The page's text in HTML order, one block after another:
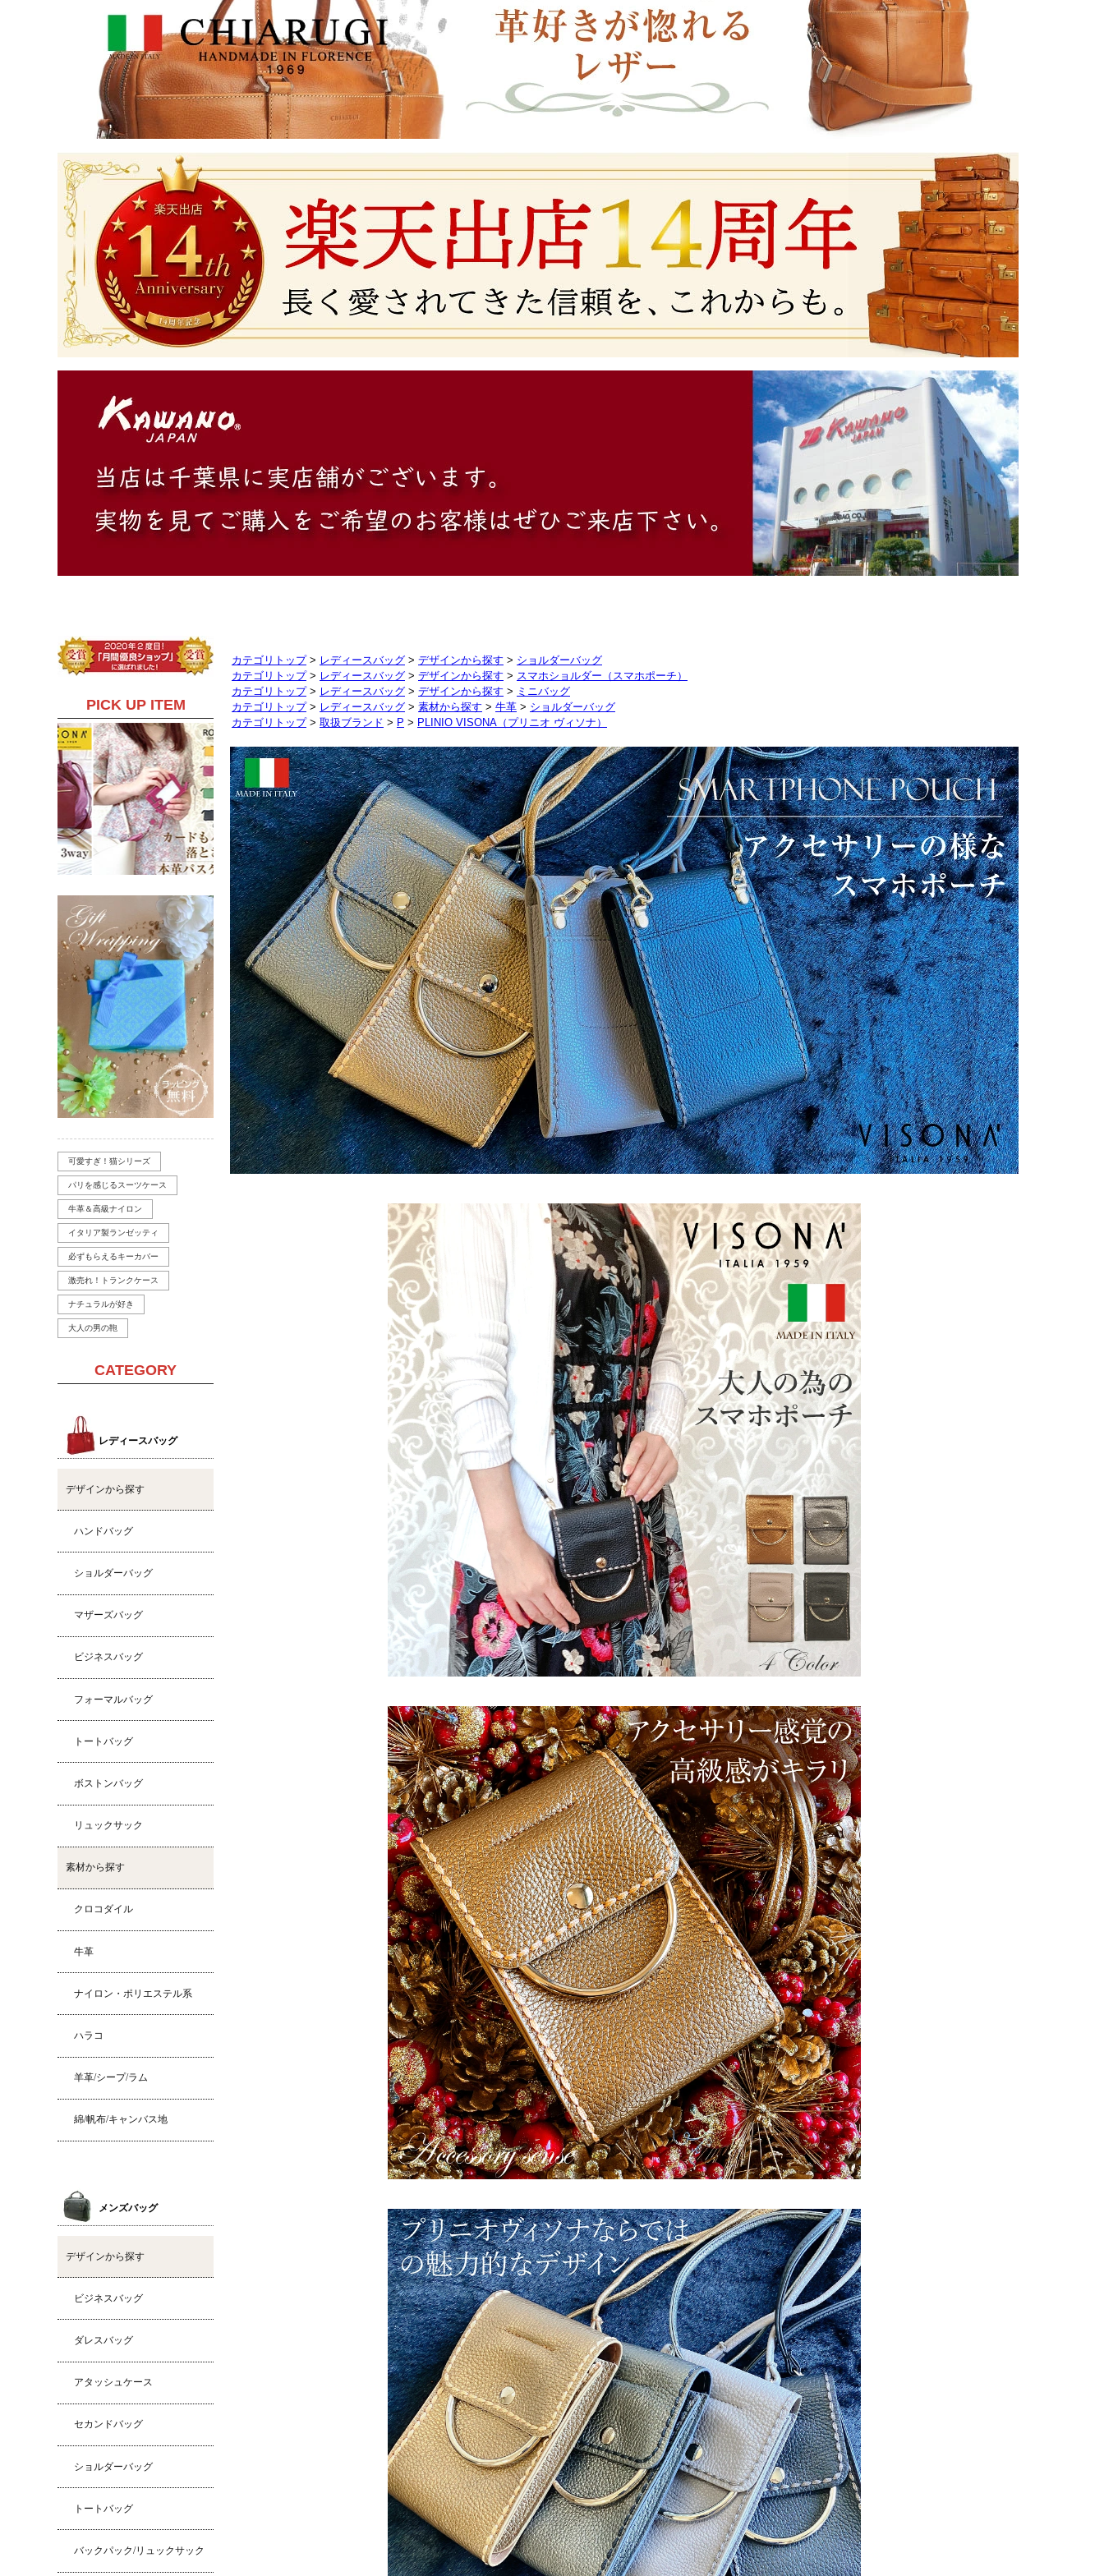
カテゴリトップ> レディースバッグ > デザインから探す > ショルダーバッグ
カテゴリトップ> レディースバッグ > デザインから探す > スマホショルダー（スマホポーチ）
カテゴリトップ> レディースバッグ > デザインから探す > ミニバッグ
カテゴリトップ> レディースバッグ > 素材から探す > 牛革 > ショルダーバッグ
カテゴリトップ> 取扱ブランド > P > PLINIO VISONA（プリニオ ヴィソナ）